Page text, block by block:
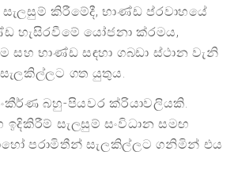
කිරීමේදී, භාණ්ඩ ප්රවාහයේ
හැසිරවීමේ යෝජනා ක්රමය,
භාණ්ඩ සඳහා ගබඩා ස්ථාන වැනි
ගත යුතුය.
බහු-පියවර ක්රියාවලියකි.
සැලසුම් සංවිධාන සමඟ
පරාමිතීන් සැලකිල්ලට ගනිමින් එය